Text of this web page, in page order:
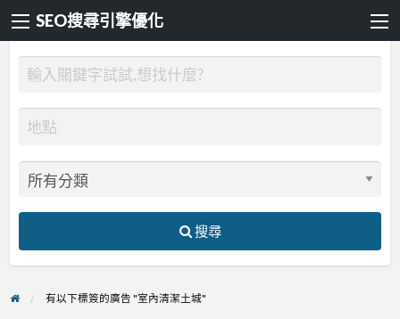
SEO搜尋引擎優化
搜尋
有以下標簽的廣告 "室內清潔土城"